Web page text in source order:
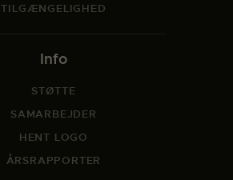
TILGÆNGELIGHED
Info
STØTTE
SAMARBEJDER
HENT LOGO
ÅRSRAPPORTER